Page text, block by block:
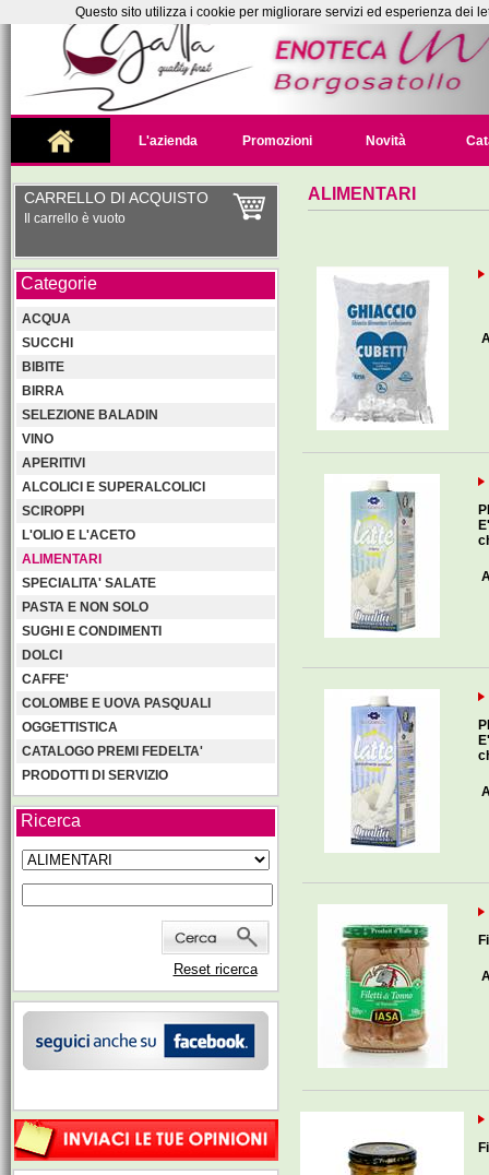
L'azienda Promozioni Novità
CARRELLO DI ACQUISTO
Il carrello è vuoto
Categorie
ACQUA
SUCCHI
BIBITE
BIRRA
SELEZIONE BALADIN
VINO
APERITIVI
ALCOLICI E SUPERALCOLICI
SCIROPPI
L'OLIO E L'ACETO
ALIMENTARI
SPECIALITA' SALATE
PASTA E NON SOLO
SUGHI E CONDIMENTI
DOLCI
CAFFE'
COLOMBE E UOVA PASQUALI
OGGETTISTICA
CATALOGO PREMI FEDELTA'
PRODOTTI DI SERVIZIO
Ricerca
Reset ricerca
ALIMENTARI
Questo sito utilizza i cookie per migliorare servizi ed esperienza dei